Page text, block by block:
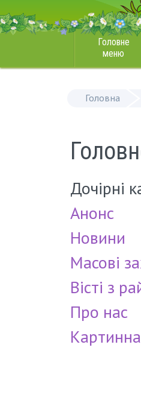
Головне
меню
Головна
Дочірні
Анонс
Новини
Масові
Вісті з
Про нас